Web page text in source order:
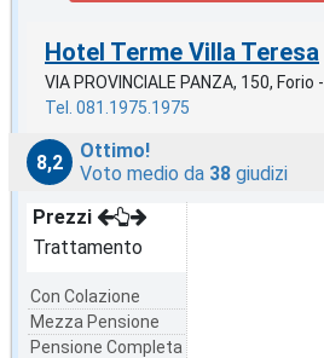
Hotel Terme Villa Teresa
VIA PROVINCIALE PANZA, 150, Forio -
Tel. 081.1975.1975
8,2
Ottimo!
Voto medio da 38 giudizi
Prezzi
Trattamento
Con Colazione
Mezza Pensione
Pensione Completa